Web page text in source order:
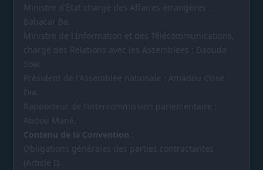
Ministre d'État chargé des Affaires étrangères :
Babacar Ba.
Ministre de l'Information et des Télécommunications,
chargé des Relations avec les Assemblées : Daouda
Sow.
Président de l'Assemblée nationale : Amadou Cissé
Dia.
Rapporteur de l'intercommission parlementaire :
Abdou Mané.
Contenu de la Convention :
Obligations générales des parties contractantes
(Article I).